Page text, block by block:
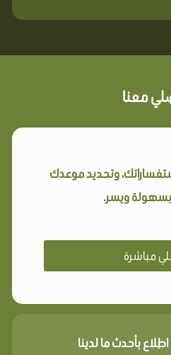
معنا
وتحديد موعدك
ويسر.
مباشرة
بأحدث ما لدينا